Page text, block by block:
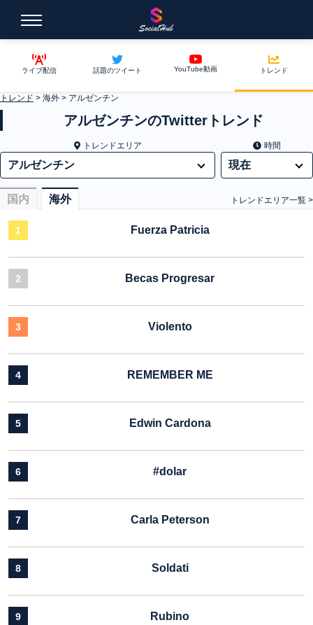
ライブ配信 話題のツイート YouTube動画 トレンド
トレンド > 海外 > アルゼンチン
アルゼンチンのTwitterトレンド
トレンドエリア 時間
国内 海外 トレンドエリア一覧 >
1 Fuerza Patricia
2 Becas Progresar
3 Violento
4 REMEMBER ME
5 Edwin Cardona
6 #dolar
7 Carla Peterson
8 Soldati
9 Rubino